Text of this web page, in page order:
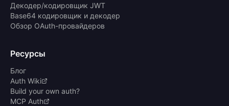
Декодер/кодировщик JWT
Base64 кодировщик и декодер
Обзор OAuth-провайдеров
Ресурсы
Блог
Auth Wiki
Build your own auth?
MCP Auth